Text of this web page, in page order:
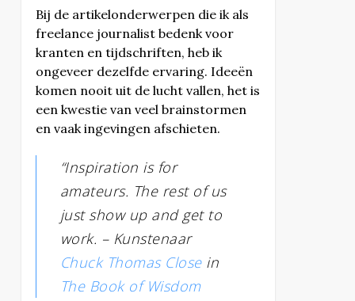
Bij de artikelonderwerpen die ik als
freelance journalist bedenk voor
kranten en tijdschriften, heb ik
ongeveer dezelfde ervaring. Ideeën
komen nooit uit de lucht vallen, het is
een kwestie van veel brainstormen
en vaak ingevingen afschieten.
“Inspiration is for
amateurs. The rest of us
just show up and get to
work. – Kunstenaar
Chuck Thomas Closein
The Book of Wisdom